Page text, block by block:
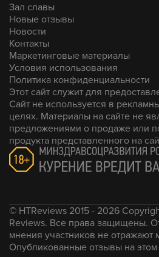
Зал славы
Новые отзывы
Новости
Контакты
Маркетинговые материалы
Условия использования
Политика конфиденциальности
Этот сайт служит для
Сайт не используется в
целях. Материалы на сайте не
предложениями о продаже или
продукта представленного на
© HTReviews 2015 - 2026
Reviews. Все права защищены.
мнения участников не отражают
Опубликованные отзывы на этом